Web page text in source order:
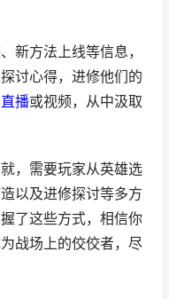
新方法上线等信息，
讨心得，进修他们的
直播或视频，从中汲取
，需要玩家从英雄选
以及进修探讨等多方
了这些方式，相信你
战场上的佼佼者，尽